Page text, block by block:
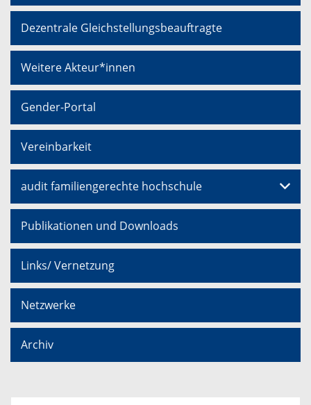
Dezentrale Gleichstellungsbeauftragte
Weitere Akteur*innen
Gender-Portal
Vereinbarkeit
audit familiengerechte hochschule
Publikationen und Downloads
Links/ Vernetzung
Netzwerke
Archiv